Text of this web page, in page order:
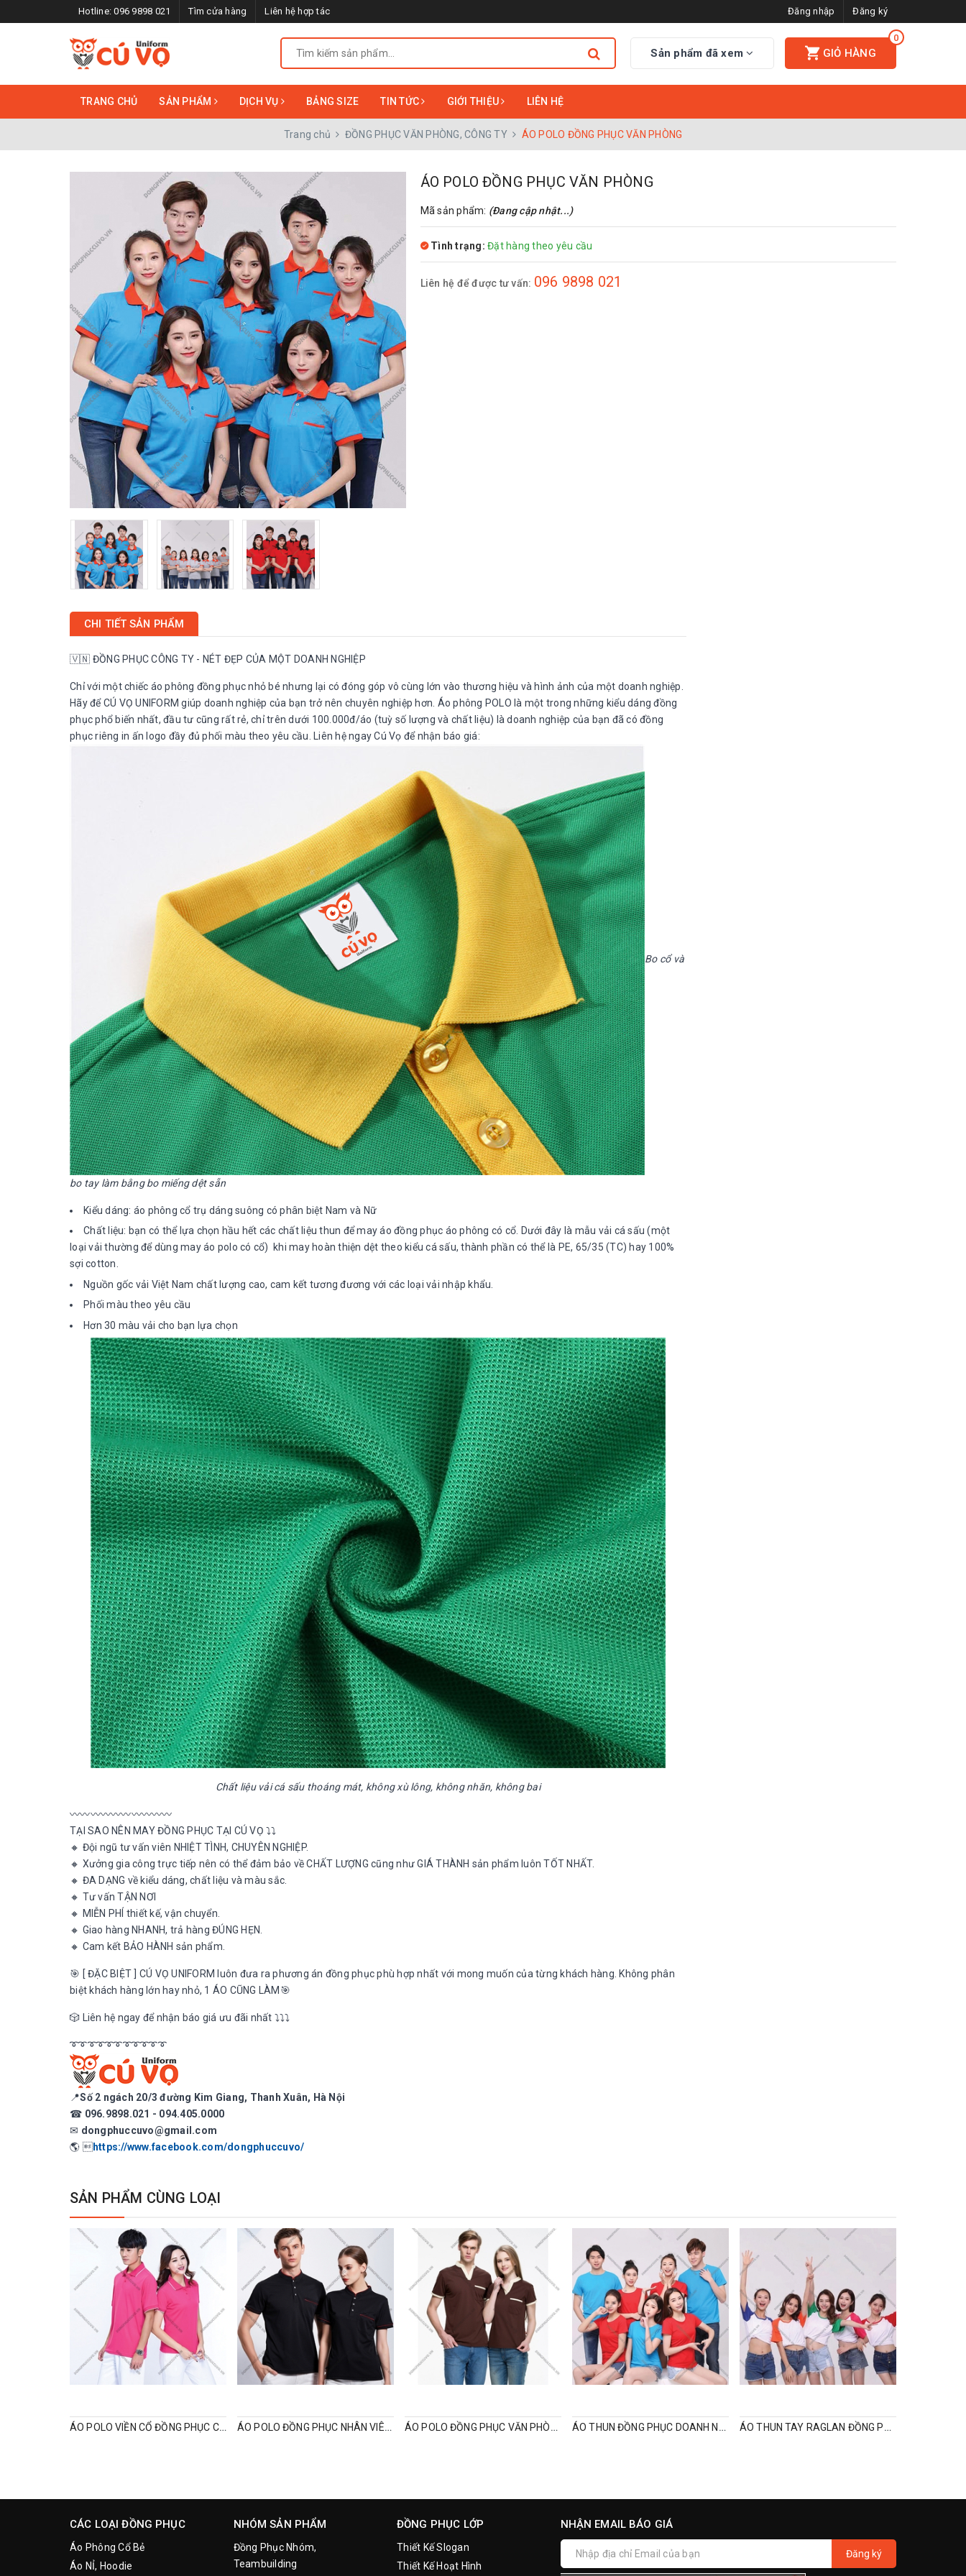
Hotline:096 9898 021 Tìm cửa hàng Liên hệ hợp tác Đăng nhập Đăng ký
Sản phẩm đã xem
0
GIỎ HÀNG
TRANG CHỦ SẢN PHẨM DỊCH VỤ BẢNG SIZE TIN TỨC GIỚI THIỆU LIÊN HỆ
Trang chủ ĐỒNG PHỤC VĂN PHÒNG, CÔNG TY ÁO POLO ĐỒNG PHỤC VĂN PHÒNG
ÁO POLO ĐỒNG PHỤC VĂN PHÒNG
Mã sản phẩm: (Đang cập nhật...)
Tình trạng: Đặt hàng theo yêu cầu
Liên hệ để được tư vấn: 096 9898 021
CHI TIẾT SẢN PHẨM
🇻🇳 ĐỒNG PHỤC CÔNG TY - NÉT ĐẸP CỦA MỘT DOANH NGHIỆP
Chỉ với một chiếc áo phông đồng phục nhỏ bé nhưng lại có đóng góp vô cùng lớn vào thương hiệu và hình ảnh của một doanh nghiệp.
Hãy để CÚ VỌ UNIFORM giúp doanh nghiệp của bạn trở nên chuyên nghiệp hơn. Áo phông POLO là một trong những kiểu dáng đồng
phục phổ biến nhất, đầu tư cũng rất rẻ, chỉ trên dưới 100.000đ/áo (tuỳ số lượng và chất liệu) là doanh nghiệp của bạn đã có đồng
phục riêng in ấn logo đầy đủ phối màu theo yêu cầu. Liên hệ ngay Cú Vọ để nhận báo giá:
Bo cổ và
bo tay làm bằng bo miếng dệt sẵn
Kiểu dáng: áo phông cổ trụ dáng suông có phân biệt Nam và Nữ
Chất liệu: bạn có thể lựa chọn hầu hết các chất liệu thun để may áo đồng phục áo phông có cổ. Dưới đây là mẫu vải cá sấu (một
loại vải thường để dùng may áo polo có cổ) khi may hoàn thiện dệt theo kiểu cá sấu, thành phần có thể là PE, 65/35 (TC) hay 100%
sợi cotton.
Nguồn gốc vải Việt Nam chất lượng cao, cam kết tương đương với các loại vải nhập khẩu.
Phối màu theo yêu cầu
Hơn 30 màu vải cho bạn lựa chọn
Chất liệu vải cá sấu thoáng mát, không xù lông, không nhăn, không bai
〰〰〰〰〰〰〰〰〰〰
TẠI SAO NÊN MAY ĐỒNG PHỤC TẠI CÚ VỌ ⤵️⤵️
🔸 Đội ngũ tư vấn viên NHIỆT TÌNH, CHUYÊN NGHIỆP.
🔸 Xưởng gia công trực tiếp nên có thể đảm bảo về CHẤT LƯỢNG cũng như GIÁ THÀNH sản phẩm luôn TỐT NHẤT.
🔸 ĐA DẠNG về kiểu dáng, chất liệu và màu sắc.
🔸 Tư vấn TẬN NƠI
🔸 MIỄN PHÍ thiết kế, vận chuyển.
🔸 Giao hàng NHANH, trả hàng ĐÚNG HẸN.
🔸 Cam kết BẢO HÀNH sản phẩm.
🎯 [ ĐẶC BIỆT ] CÚ VỌ UNIFORM luôn đưa ra phương án đồng phục phù hợp nhất với mong muốn của từng khách hàng. Không phân
biệt khách hàng lớn hay nhỏ, 1 ÁO CŨNG LÀM🎯
🎲 Liên hệ ngay để nhận báo giá ưu đãi nhất ⤵️⤵️⤵️
➰➰➰➰➰➰➰➰➰➰➰
📍Số 2 ngách 20/3 đường Kim Giang, Thanh Xuân, Hà Nội
☎ 096.9898.021 - 094.405.0000
✉ dongphuccuvo@gmail.com
🌎 https://www.facebook.com/dongphuccuvo/
SẢN PHẨM CÙNG LOẠI
ÁO POLO VIỀN CỔ ĐỒNG PHỤC CÔNG TY ÁO POLO ĐỒNG PHỤC NHÂN VIÊN CỔ TÀU ÁO POLO ĐỒNG PHỤC VĂN PHÒNG CỔ V ÁO THUN ĐỒNG PHỤC DOANH NGHIỆP ÁO THUN TAY RAGLAN ĐỒNG PHỤC
CÁC LOẠI ĐỒNG PHỤC
Áo Phông Cổ Bẻ
Áo NỈ, Hoodie
NHÓM SẢN PHẨM
Đồng Phục Nhóm,
Teambuilding
ĐỒNG PHỤC LỚP
Thiết Kế Slogan
Thiết Kế Hoạt Hình
NHẬN EMAIL BÁO GIÁ
Đăng ký